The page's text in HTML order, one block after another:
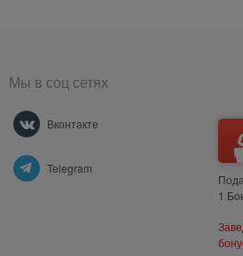
Мы в соц сетях
Вконтакте
Telegram
1